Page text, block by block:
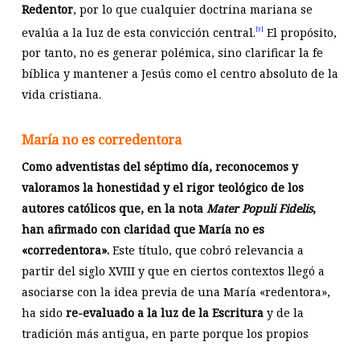
Redentor, por lo que cualquier doctrina mariana se
evalúa a la luz de esta convicción central. [3]
El propósito,
por tanto, no es generar polémica, sino clarificar la fe
bíblica y mantener a Jesús como el centro absoluto de la
vida cristiana.
María no es corredentora
Como adventistas del séptimo día, reconocemos y
valoramos la honestidad y el rigor teológico de los
autores católicos que, en la nota Mater Populi Fidelis,
han afirmado con claridad que María no es
«corredentora».Este título, que cobró relevancia a
partir del siglo XVIII y que en ciertos contextos llegó a
asociarse con la idea previa de una María «redentora»,
ha sido re-evaluado a la luz de la Escrituray de la
tradición más antigua, en parte porque los propios